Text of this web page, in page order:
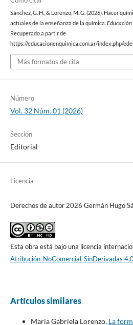
Sánchez, G. H., & Lorenzo, M. G. (2026). Hacer
actuales de la enseñanza de la química. Educación
Recuperado a partir de
https://educacionenquimica.com.ar/index.php/
Más formatos de cita
Número
Vol. 32 Núm. 01 (2026)
Sección
Editorial
Licencia
Derechos de autor 2026 Germán Hugo
Esta obra está bajo una licencia
Atribución-NoComercial-SinDerivadas
Artículos similares
María Gabriela Lorenzo, La